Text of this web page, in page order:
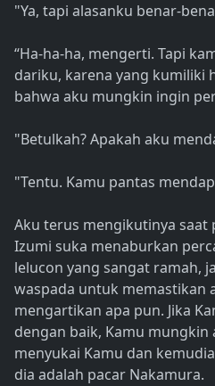
"Ya, tapi alasanku benar-
“Ha-ha-ha, mengerti. Tapi
dariku, karena yang kumiliki
bahwa aku mungkin ingin
"Betulkah? Apakah aku
"Tentu. Kamu pantas
Aku terus mengikutinya saat
Izumi suka menaburkan
lelucon yang sangat ramah,
waspada untuk memastikan
mengartikan apa pun. Jika
dengan baik, Kamu mungkin
menyukai Kamu dan
dia adalah pacar Nakamura.